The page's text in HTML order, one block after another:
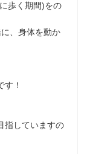
歩く期間)をの
、身体を動か
！
指していますの